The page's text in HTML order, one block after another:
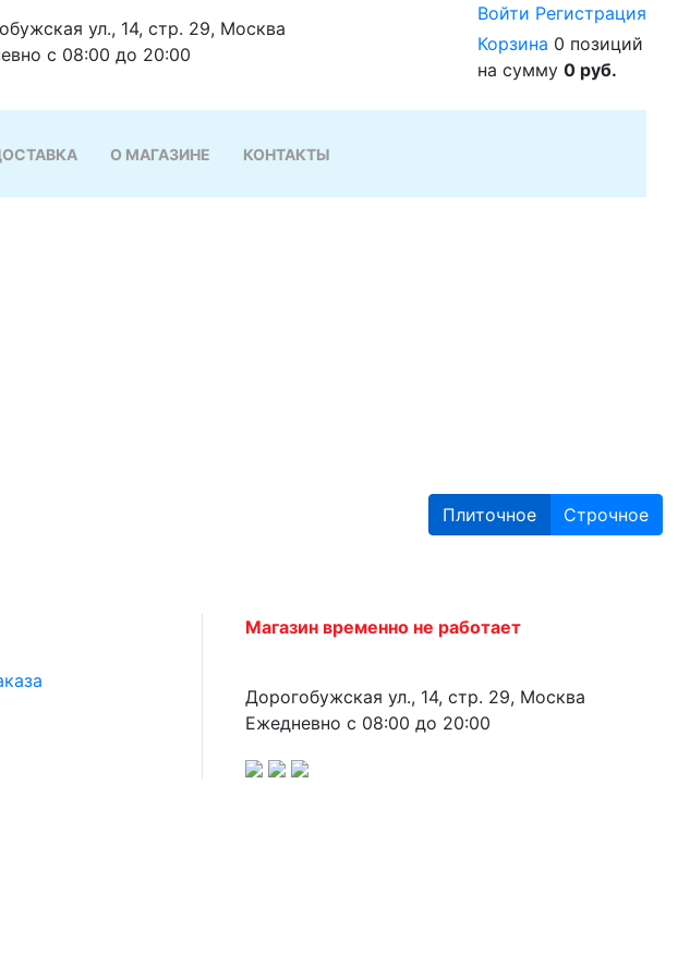
ул., 14, стр. 29, Москва
с 08:00 до 20:00
Войти Регистрация
Корзина 0 позиций
на сумму 0 руб.
О МАГАЗИНЕ КОНТАКТЫ
Плиточное Строчное
Магазин временно не работает
Дорогобужская ул., 14, стр. 29, Москва
Ежедневно с 08:00 до 20:00